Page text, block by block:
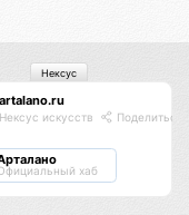
artalano.ru
Нексус искусств Поделиться
хаб
Нексус